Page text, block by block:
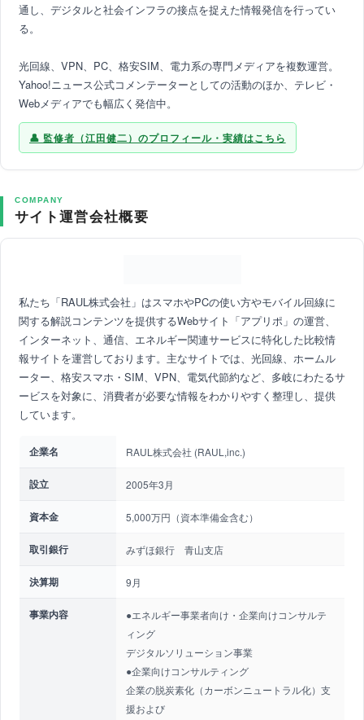
通し、デジタルと社会インフラの接点を捉えた情報発信を行ってい
る。
光回線、VPN、PC、格安SIM、電力系の専門メディアを複数運営。
Yahoo!ニュース公式コメンテーターとしての活動のほか、テレビ・
Webメディアでも幅広く発信中。
監修者（江田健二）のプロフィール・実績はこちら
COMPANY
サイト運営会社概要
私たち「RAUL株式会社」はスマホやPCの使い方やモバイル回線に
関する解説コンテンツを提供するWebサイト「アプリポ」の運営、
インターネット、通信、エネルギー関連サービスに特化した比較情
報サイトを運営しております。主なサイトでは、光回線、ホームル
ーター、格安スマホ・SIM、VPN、電気代節約など、多岐にわたるサ
ービスを対象に、消費者が必要な情報をわかりやすく整理し、提供
しています。
企業名 RAUL株式会社 (RAUL,inc.)
設立 2005年3月
資本金 5,000万円（資本準備金含む）
取引銀行 みずほ銀行 青山支店
決算期 9月
事業内容
●エネルギー事業者向け・企業向けコンサルテ
ィング
デジタルソリューション事業
●企業向けコンサルティング
企業の脱炭素化（カーボンニュートラル化）支
援および